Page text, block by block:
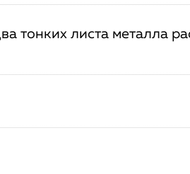
тонких листа металла